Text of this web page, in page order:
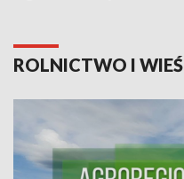
ROLNICTWO I WIEŚ